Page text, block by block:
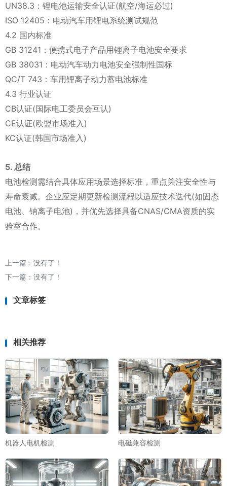
UN38.3：锂电池运输安全认证(航空/海运必过)
ISO 12405：电动汽车用锂电系统测试规范
4.2 国内标准
GB 31241：便携式电子产品用锂离子电池安全要求
GB 38031：电动汽车动力电池安全强制性国标
QC/T 743：车用锂离子动力蓄电池标准
4.3 行业认证
CB认证(国际电工委员会互认)
CE认证(欧盟市场准入)
KC认证(韩国市场准入)
5. 总结
电池检测需结合具体应用场景选择标准，重点关注安全性与
寿命衰减。企业应定期更新检测流程以适应技术迭代(如固态
电池、钠离子电池)，并优先选择具备CNAS/CMA资质的实
验室合作。
上一篇：没有了！
下一篇：没有了！
文章标签
相关推荐
机器人电机检测 电磁兼容检测